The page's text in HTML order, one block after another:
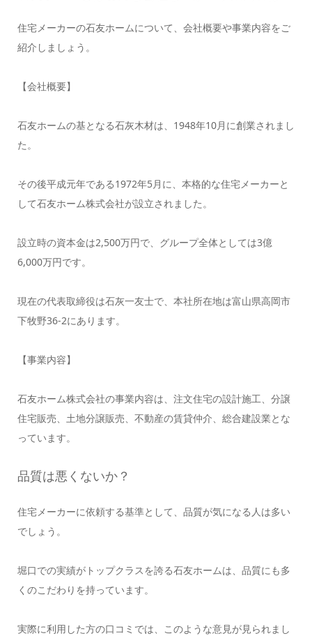
住宅メーカーの石友ホームについて、会社概要や事業内容をご
紹介しましょう。
【会社概要】
石友ホームの基となる石灰木材は、1948年10月に創業されまし
た。
その後平成元年である1972年5月に、本格的な住宅メーカーと
して石友ホーム株式会社が設立されました。
設立時の資本金は2,500万円で、グループ全体としては3億
6,000万円です。
現在の代表取締役は石灰一友士で、本社所在地は富山県高岡市
下牧野36-2にあります。
【事業内容】
石友ホーム株式会社の事業内容は、注文住宅の設計施工、分譲
住宅販売、土地分譲販売、不動産の賃貸仲介、総合建設業とな
っています。
品質は悪くないか？
住宅メーカーに依頼する基準として、品質が気になる人は多い
でしょう。
堀口での実績がトップクラスを誇る石友ホームは、品質にも多
くのこだわりを持っています。
実際に利用した方の口コミでは、このような意見が見られまし